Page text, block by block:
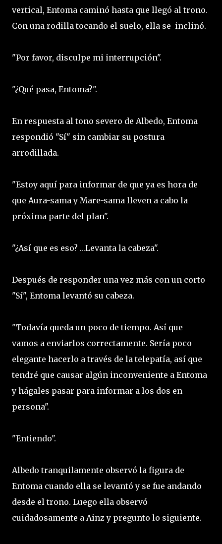
vertical, Entoma caminó hasta que llegó al trono.
Con una rodilla tocando el suelo, ella se inclinó.
"Por favor, disculpe mi interrupción".
"¿Qué pasa, Entoma?".
En respuesta al tono severo de Albedo, Entoma
respondió "Sí" sin cambiar su postura
arrodillada.
"Estoy aquí para informar de que ya es hora de
que Aura-sama y Mare-sama lleven a cabo la
próxima parte del plan".
"¿Así que es eso? …Levanta la cabeza".
Después de responder una vez más con un corto
"Sí", Entoma levantó su cabeza.
"Todavía queda un poco de tiempo. Así que
vamos a enviarlos correctamente. Sería poco
elegante hacerlo a través de la telepatía, así que
tendré que causar algún inconveniente a Entoma
y hágales pasar para informar a los dos en
persona".
"Entiendo".
Albedo tranquilamente observó la figura de
Entoma cuando ella se levantó y se fue andando
desde el trono. Luego ella observó
cuidadosamente a Ainz y pregunto lo siguiente.